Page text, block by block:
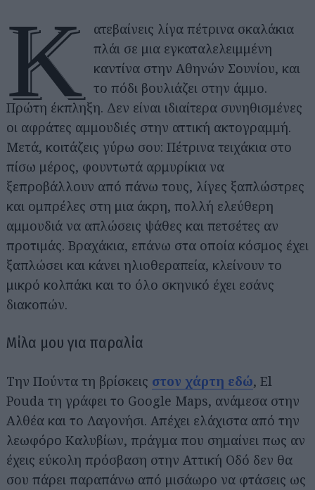
Κ
ατεβαίνεις λίγα πέτρινα σκαλάκια
πλάι σε μια εγκαταλελειμμένη
καντίνα στην Αθηνών Σουνίου, και
το πόδι βουλιάζει στην άμμο.
Πρώτη έκπληξη. Δεν είναι ιδιαίτερα συνηθισμένες
οι αφράτες αμμουδιές στην αττική ακτογραμμή.
Μετά, κοιτάζεις γύρω σου: Πέτρινα τειχάκια στο
πίσω μέρος, φουντωτά αρμυρίκια να
ξεπροβάλλουν από πάνω τους, λίγες ξαπλώστρες
και ομπρέλες στη μια άκρη, πολλή ελεύθερη
αμμουδιά να απλώσεις ψάθες και πετσέτες αν
προτιμάς. Βραχάκια, επάνω στα οποία κόσμος έχει
ξαπλώσει και κάνει ηλιοθεραπεία, κλείνουν το
μικρό κολπάκι και το όλο σκηνικό έχει εσάνς
διακοπών.
Μίλα μου για παραλία
Την Πούντα τη βρίσκεις στον χάρτη εδώ, El
Pouda τη γράφει το Google Maps, ανάμεσα στην
Αλθέα και το Λαγονήσι. Απέχει ελάχιστα από την
λεωφόρο Καλυβίων, πράγμα που σημαίνει πως αν
έχεις εύκολη πρόσβαση στην Αττική Οδό δεν θα
σου πάρει παραπάνω από μισάωρο να φτάσεις ως